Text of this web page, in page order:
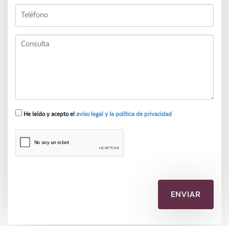
He leído y acepto el aviso legal y la política de privacidad